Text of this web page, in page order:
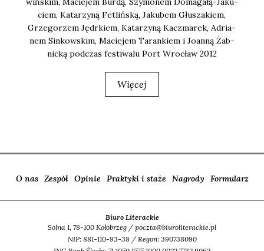
ciem, Kata­rzy­ną Fetliń­ską, Jaku­bem Głu­sza­kiem,
Grze­go­rzem Jędr­kiem, Kata­rzy­ną Kacz­ma­rek, Adria­
nem Sin­kow­skim, Macie­jem Taran­kiem i Joan­ną Żab­
nic­ką pod­czas festi­wa­lu Port Wro­cław 2012
Więcej
O nas Zespół Opinie Praktyki i staże Nagrody Formularz
Biuro Literackie
Solna 1, 78-100 Kołobrzeg / poczta@biuroliterackie.pl
NIP: 881-110-93-38 / Regon: 390738090